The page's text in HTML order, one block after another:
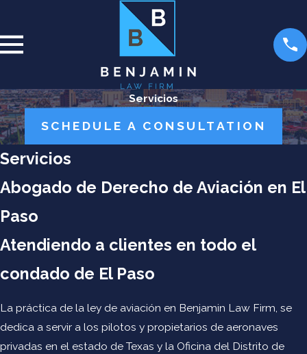
Servicios
SCHEDULE A CONSULTATION
Servicios
Abogado de Derecho de Aviación en El
Paso
Atendiendo a clientes en todo el
condado de El Paso
La práctica de la ley de aviación en Benjamin Law Firm, se
dedica a servir a los pilotos y propietarios de aeronaves
privadas en el estado de Texas y la Oficina del Distrito de